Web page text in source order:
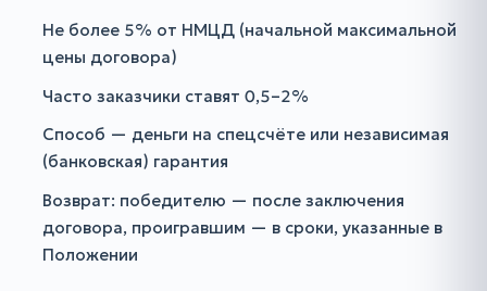
Не более 5% от НМЦД (начальной максимальной
цены договора)
Часто заказчики ставят 0,5–2%
Способ — деньги на спецсчёте или независимая
(банковская) гарантия
Возврат: победителю — после заключения
договора, проигравшим — в сроки, указанные в
Положении